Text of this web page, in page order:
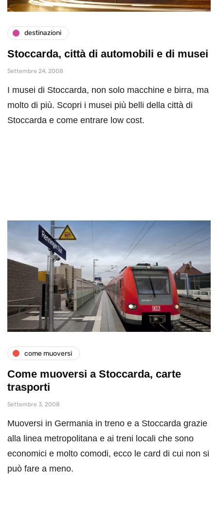
destinazioni
Stoccarda, città di automobili e di musei
Settembre 24, 2008
I musei di Stoccarda, non solo macchine e birra, ma
molto di più. Scopri i musei più belli della città di
Stoccarda e come entrare low cost.
come muoversi
Come muoversi a Stoccarda, carte
trasporti
Settembre 3, 2008
Muoversi in Germania in treno e a Stoccarda grazie
alla linea metropolitana e ai treni locali che sono
economici e molto comodi, ecco le card di cui non si
può fare a meno.